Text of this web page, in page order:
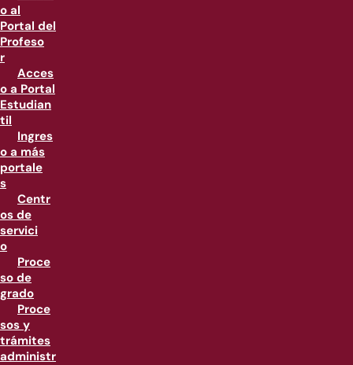
o al
Portal del
Profeso
r
Acces
o a Portal
Estudian
til
Ingres
o a más
portale
s
Centr
os de
servici
o
Proce
so de
grado
Proce
sos y
trámites
administr